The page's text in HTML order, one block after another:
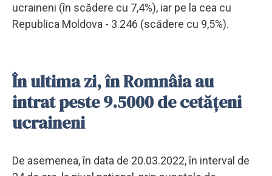
ucraineni (în scădere cu 7,4%), iar pe la cea cu
Republica Moldova - 3.246 (scădere cu 9,5%).
În ultima zi, în Romnâia au
intrat peste 9.5000 de cetăţeni
ucraineni
De asemenea, în data de 20.03.2022, în interval de